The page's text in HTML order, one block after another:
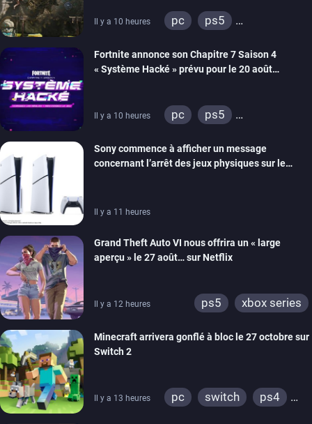
Il y a 10 heures pc
ps5
Fortnite annonce son Chapitre 7 Saison 4
« Système Hacké » prévu pour le 20 août
Il y a 10 heures pc
ps5
ios
android
xbox one
switch 2
Sony commence à afficher un message
concernant l’arrêt des jeux physiques sur le
Il y a 11 heures
Grand Theft Auto VI nous offrira un « large
aperçu » le 27 août… sur Netflix
Il y a 12 heures ps5 xbox series
Minecraft arrivera gonflé à bloc le 27 octobre sur
Switch 2
Il y a 13 heures pc switch
ps4